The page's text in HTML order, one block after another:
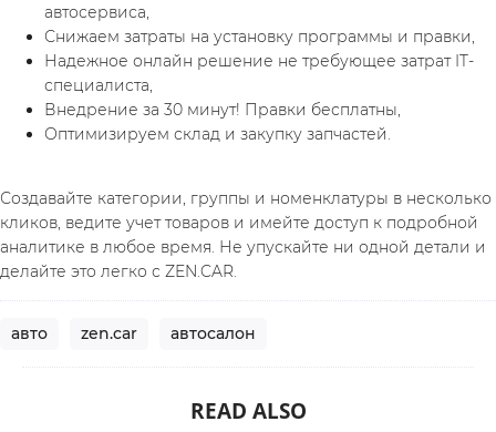
автосервиса,
Снижаем затраты на установку программы и правки,
Надежное онлайн решение не требующее затрат IT-
специалиста,
Внедрение за 30 минут! Правки бесплатны,
Оптимизируем склад и закупку запчастей.
Создавайте категории, группы и номенклатуры в несколько
кликов, ведите учет товаров и имейте доступ к подробной
аналитике в любое время. Не упускайте ни одной детали и
делайте это легко с ZEN.CAR.
авто zen.car автосалон
READ ALSO